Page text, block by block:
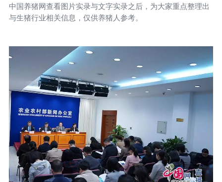
中国养猪网查看图片实录与文字实录之后，为大家重点整理出
与生猪行业相关信息，仅供养猪人参考。